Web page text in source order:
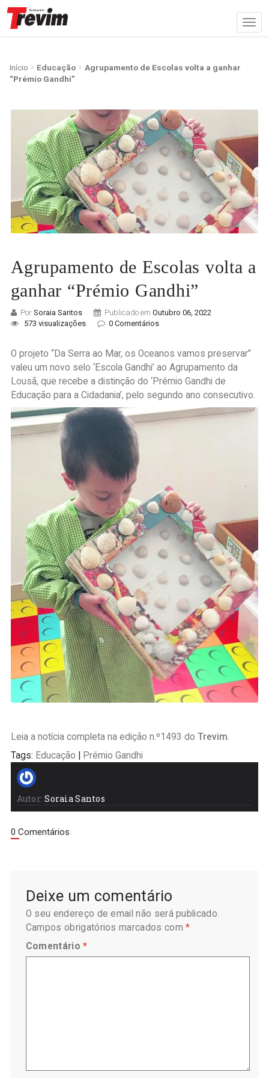
Início Educação
Agrupamento de Escolas volta a ganhar
“Prémio Gandhi”
Agrupamento de Escolas volta a
ganhar “Prémio Gandhi”
Por Soraia Santos Publicado em Outubro 06, 2022
573 visualizações
0 Comentários
O projeto “Da Serra ao Mar, os Oceanos vamos preservar”
valeu um novo selo ‘Escola Gandhi’ ao Agrupamento da
Lousã, que recebe a distinção do ‘Prémio Gandhi de
Educação para a Cidadania’, pelo segundo ano consecutivo.
Leia a notícia completa na edição n.º1493 do Trevim.
Tags: Educação Prémio Gandhi
Autor: Soraia Santos
0 Comentários
Deixe um comentário
O seu endereço de email não será publicado.
Campos obrigatórios marcados com*
Comentário*